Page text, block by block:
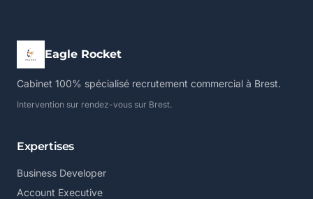
Eagle Rocket
Cabinet 100% spécialisé recrutement commercial à Brest.
Intervention sur rendez-vous sur Brest.
Expertises
Business Developer
Account Executive